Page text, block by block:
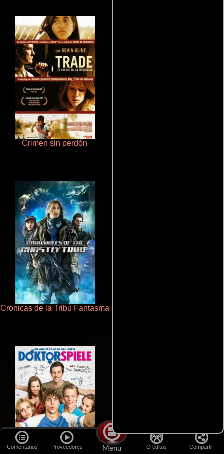
Comentarios Proveedores Menu Créditos Compartir
Crimen sin perdón
Cronicas de la Tribu Fantasma